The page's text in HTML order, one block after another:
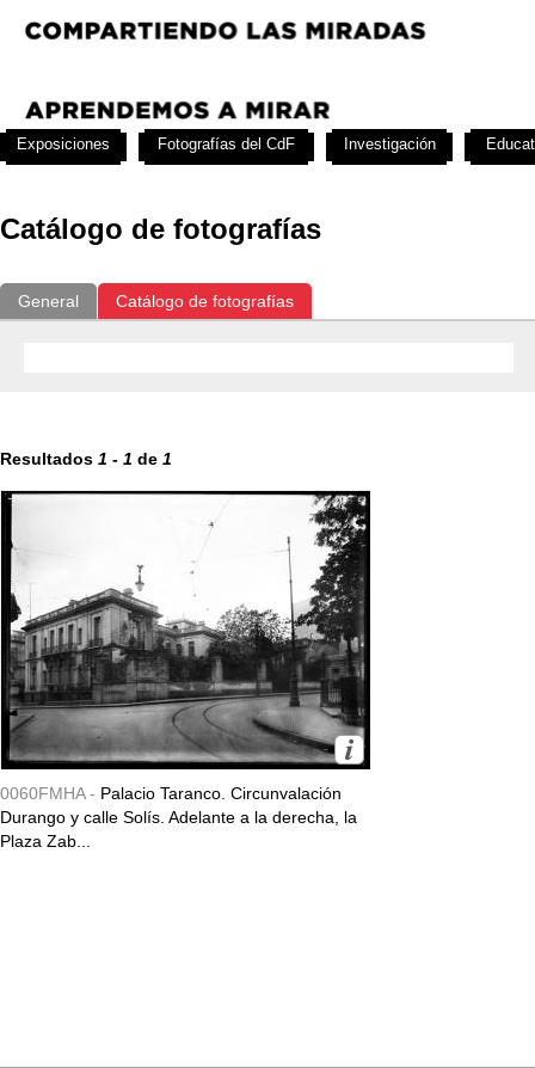
Catálogo de fotografías
General Catálogo de fotografías
Resultados 1 - 1 de 1
0060FMHA - Palacio Taranco. Circunvalación
Durango y calle Solís. Adelante a la derecha, la
Plaza Zab...
Exposiciones Fotografías del CdF Investigación